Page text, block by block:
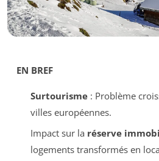
EN BREF
Surtourisme: Problème
villes européennes.
Impact sur la réserve
logements transformés en